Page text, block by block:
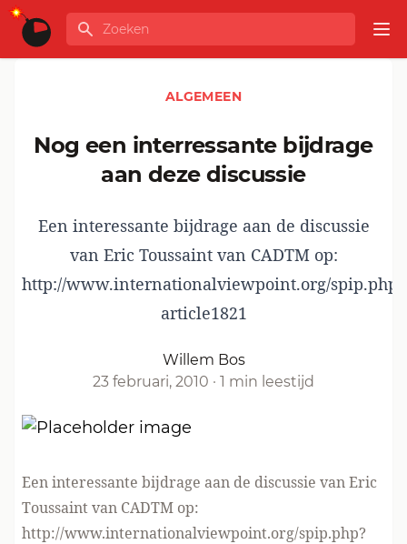
Ga naar de inhoud
GLOBALINFO
Zoeken
ALGEMEEN
Nog een interressante bijdrage
aan deze discussie
Een interessante bijdrage aan de discussie
van Eric Toussaint van CADTM op:
http://www.internationalviewpoint.org/spip.php?
article1821
Willem Bos
23 februari, 2010 · 1 min leestijd
Een interessante bijdrage aan de discussie van Eric
Toussaint van CADTM op:
http://www.internationalviewpoint.org/spip.php?